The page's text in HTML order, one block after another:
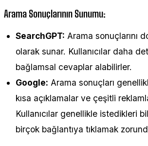
Arama Sonuçlarının Sunumu:
SearchGPT: Arama sonuçlarını
olarak sunar. Kullanıcılar daha
bağlamsal cevaplar alabilirler.
Google: Arama sonuçları
kısa açıklamalar ve çeşitli
Kullanıcılar genellikle istedikleri
birçok bağlantıya tıklamak